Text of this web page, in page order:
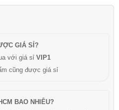
GIÁ SỈ?
với giá sỉ VIP1
cũng được giá sỉ
BAO NHIÊU?